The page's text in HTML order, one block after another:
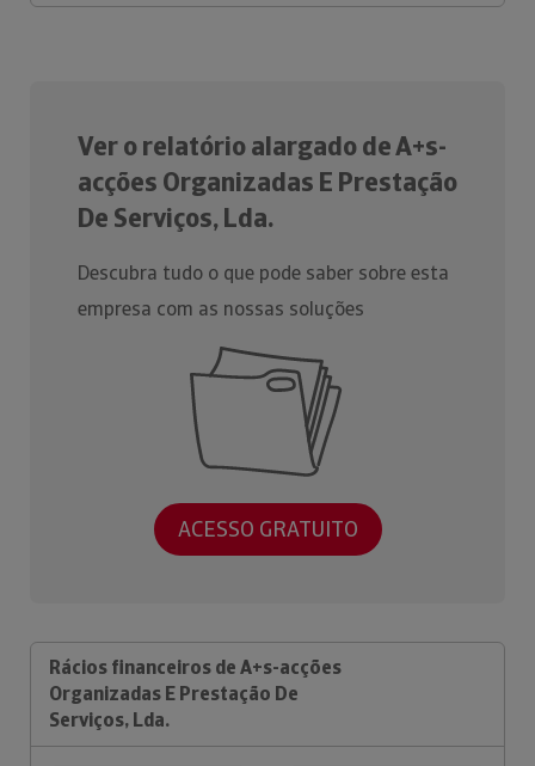
Ver o relatório alargado de A+s-
acções Organizadas E Prestação
De Serviços, Lda.
Descubra tudo o que pode saber sobre esta
empresa com as nossas soluções
ACESSO GRATUITO
Rácios financeiros de A+s-acções
Organizadas E Prestação De
Serviços, Lda.